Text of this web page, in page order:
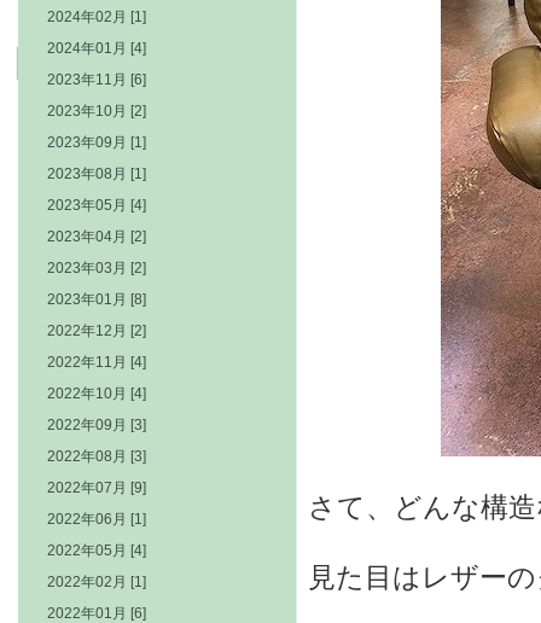
さて、どんな構
見た目はレザー
2024年02月 [1]
2024年01月 [4]
2023年11月 [6]
2023年10月 [2]
2023年09月 [1]
2023年08月 [1]
2023年05月 [4]
2023年04月 [2]
2023年03月 [2]
2023年01月 [8]
2022年12月 [2]
2022年11月 [4]
2022年10月 [4]
2022年09月 [3]
2022年08月 [3]
2022年07月 [9]
2022年06月 [1]
2022年05月 [4]
2022年02月 [1]
2022年01月 [6]